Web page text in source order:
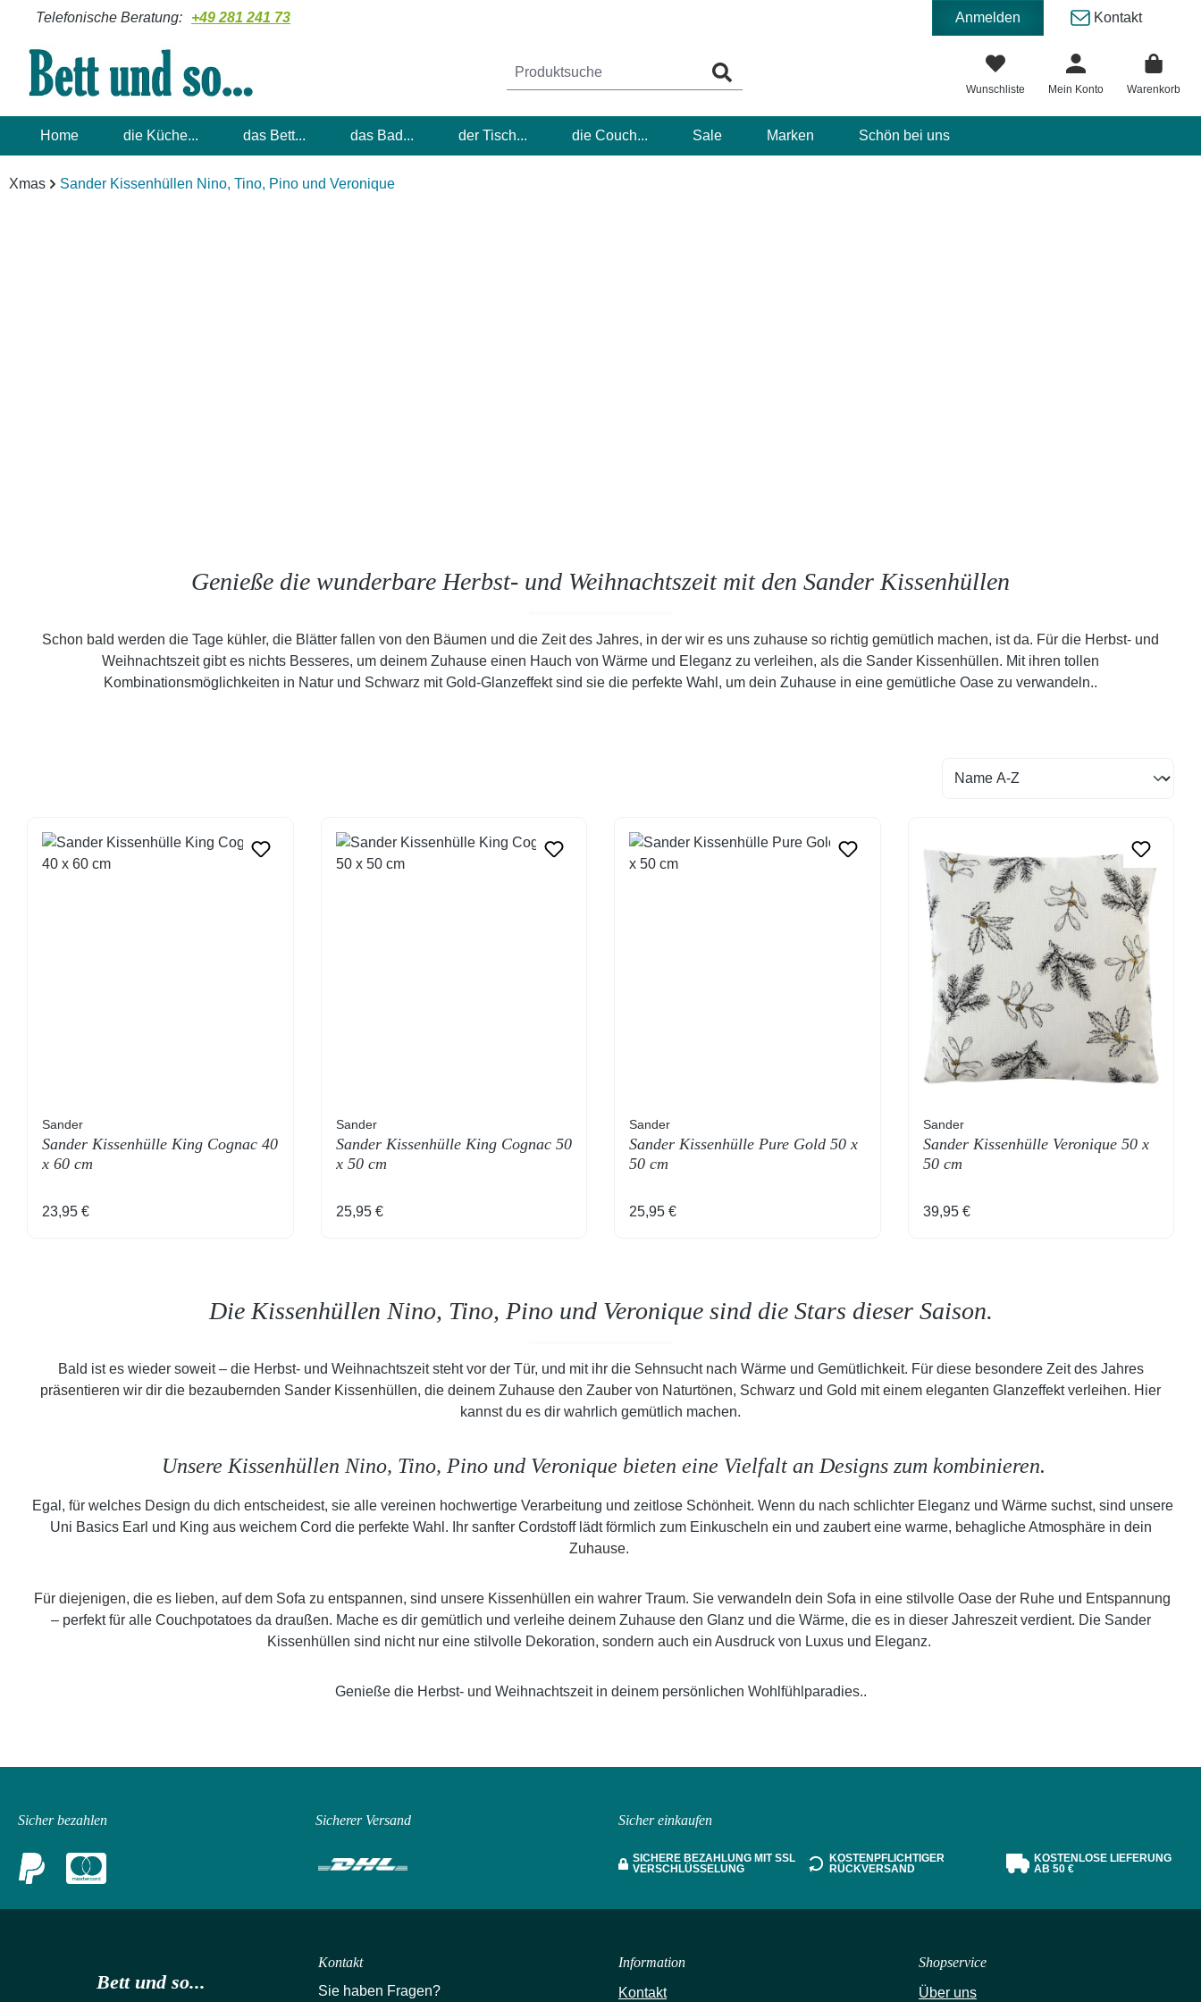
Hauptinhalt springen
Zur Suche springen
Zur Hauptnavigation springen
Telefonische Beratung: +49 281 241 73 Anmelden Kontakt
Wunschliste Mein Konto Warenkorb
Home die Küche... das Bett... das Bad... der Tisch... die Couch... Sale Marken Schön bei uns
Xmas Sander Kissenhüllen Nino, Tino, Pino und Veronique
Genieße die wunderbare Herbst- und Weihnachtszeit mit den Sander Kissenhüllen
Schon bald werden die Tage kühler, die Blätter fallen von den Bäumen und die Zeit des Jahres, in der wir es uns zuhause so richtig gemütlich machen, ist da. Für die Herbst- und
Weihnachtszeit gibt es nichts Besseres, um deinem Zuhause einen Hauch von Wärme und Eleganz zu verleihen, als die Sander Kissenhüllen. Mit ihren tollen
Kombinationsmöglichkeiten in Natur und Schwarz mit Gold-Glanzeffekt sind sie die perfekte Wahl, um dein Zuhause in eine gemütliche Oase zu verwandeln..
Sander
Sander Kissenhülle King Cognac 40
x 60 cm
Regulärer Preis:
23,95 €
Sander
Sander Kissenhülle King Cognac 50
x 50 cm
Regulärer Preis:
25,95 €
Sander
Sander Kissenhülle Pure Gold 50 x
50 cm
Regulärer Preis:
25,95 €
Sander
Sander Kissenhülle Veronique 50 x
50 cm
Regulärer Preis:
39,95 €
Die Kissenhüllen Nino, Tino, Pino und Veronique sind die Stars dieser Saison.
Bald ist es wieder soweit – die Herbst- und Weihnachtszeit steht vor der Tür, und mit ihr die Sehnsucht nach Wärme und Gemütlichkeit. Für diese besondere Zeit des Jahres
präsentieren wir dir die bezaubernden Sander Kissenhüllen, die deinem Zuhause den Zauber von Naturtönen, Schwarz und Gold mit einem eleganten Glanzeffekt verleihen. Hier
kannst du es dir wahrlich gemütlich machen.
Unsere Kissenhüllen Nino, Tino, Pino und Veronique bieten eine Vielfalt an Designs zum kombinieren.
Egal, für welches Design du dich entscheidest, sie alle vereinen hochwertige Verarbeitung und zeitlose Schönheit. Wenn du nach schlichter Eleganz und Wärme suchst, sind unsere
Uni Basics Earl und King aus weichem Cord die perfekte Wahl. Ihr sanfter Cordstoff lädt förmlich zum Einkuscheln ein und zaubert eine warme, behagliche Atmosphäre in dein
Zuhause.
Für diejenigen, die es lieben, auf dem Sofa zu entspannen, sind unsere Kissenhüllen ein wahrer Traum. Sie verwandeln dein Sofa in eine stilvolle Oase der Ruhe und Entspannung
– perfekt für alle Couchpotatoes da draußen. Mache es dir gemütlich und verleihe deinem Zuhause den Glanz und die Wärme, die es in dieser Jahreszeit verdient. Die Sander
Kissenhüllen sind nicht nur eine stilvolle Dekoration, sondern auch ein Ausdruck von Luxus und Eleganz.
Genieße die Herbst- und Weihnachtszeit in deinem persönlichen Wohlfühlparadies..
Sicher bezahlen Sicherer Versand Sicher einkaufen
SICHERE BEZAHLUNG MIT SSL
VERSCHLÜSSELUNG
KOSTENPFLICHTIGER
RÜCKVERSAND
KOSTENLOSE LIEFERUNG
AB 50 €
Bett und so...
Kontakt
Sie haben Fragen?
Information
Kontakt
Shopservice
Über uns